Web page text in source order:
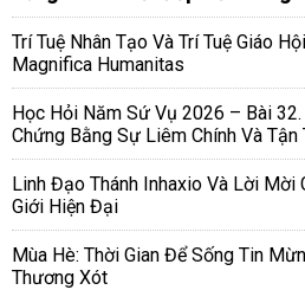
Trí Tuệ Nhân Tạo Và Trí Tuệ Giáo
Magnifica Humanitas
Học Hỏi Năm Sứ Vụ 2026 – Bài
Chứng Bằng Sự Liêm Chính Và Tận
Linh Đạo Thánh Inhaxio Và Lời Mời
Giới Hiện Đại
Mùa Hè: Thời Gian Để Sống Tin
Thương Xót